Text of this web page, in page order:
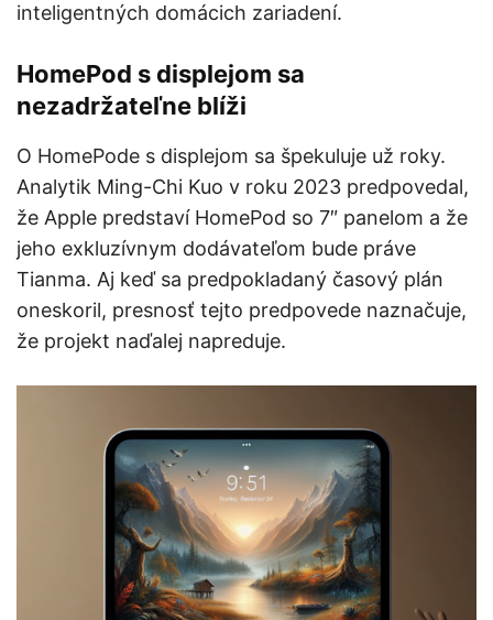
inteligentných domácich zariadení.
HomePod s displejom sa
nezadržateľne blíži
O HomePode s displejom sa špekuluje už roky.
Analytik Ming-Chi Kuo v roku 2023 predpovedal,
že Apple predstaví HomePod so 7″ panelom a že
jeho exkluzívnym dodávateľom bude práve
Tianma. Aj keď sa predpokladaný časový plán
oneskoril, presnosť tejto predpovede naznačuje,
že projekt naďalej napreduje.